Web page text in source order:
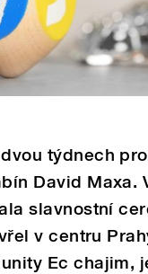
týdnech
David Maxa.
slavnostní
v centru
Ec chajim,